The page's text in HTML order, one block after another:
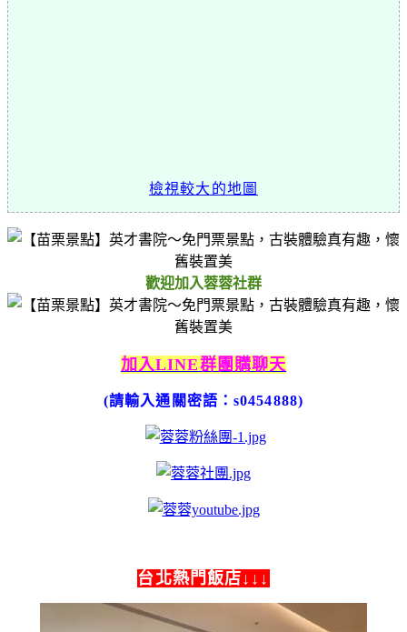
檢視較大的地圖
歡迎加入蓉蓉社群
加入LINE群團購聊天
(請輸入通關密語：s0454888)
台北熱門飯店↓↓↓